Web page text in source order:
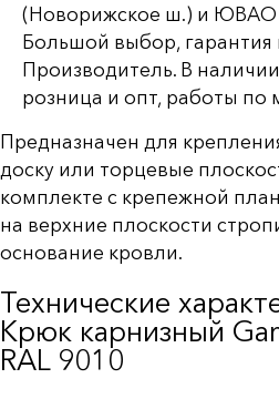
(Новорижское ш.) и ЮВАО
Большой выбор, гарантия
Производитель. В
розница и опт, работы по
Предназначен для
доску или торцевые
комплекте с крепежной
на верхние плоскости
основание кровли.
Технические
Крюк карнизный
RAL 9010